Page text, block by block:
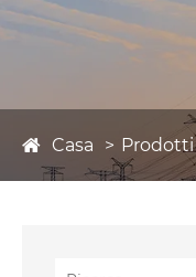
Casa Prodotti